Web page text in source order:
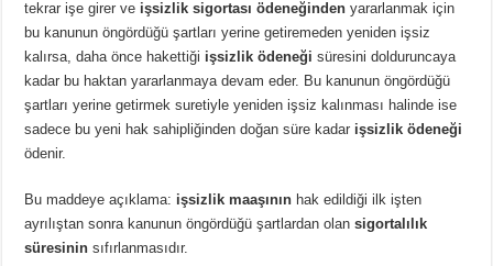
tekrar işe girer ve işsizlik sigortası ödeneğinden yararlanmak için
bu kanunun öngördüğü şartları yerine getiremeden yeniden işsiz
kalırsa, daha önce hakettiği işsizlik ödeneği süresini dolduruncaya
kadar bu haktan yararlanmaya devam eder. Bu kanunun öngördüğü
şartları yerine getirmek suretiyle yeniden işsiz kalınması halinde ise
sadece bu yeni hak sahipliğinden doğan süre kadar işsizlik ödeneği
ödenir.
Bu maddeye açıklama: işsizlik maaşının hak edildiği ilk işten
ayrılıştan sonra kanunun öngördüğü şartlardan olansigortalılık
süresinin sıfırlanmasıdır.